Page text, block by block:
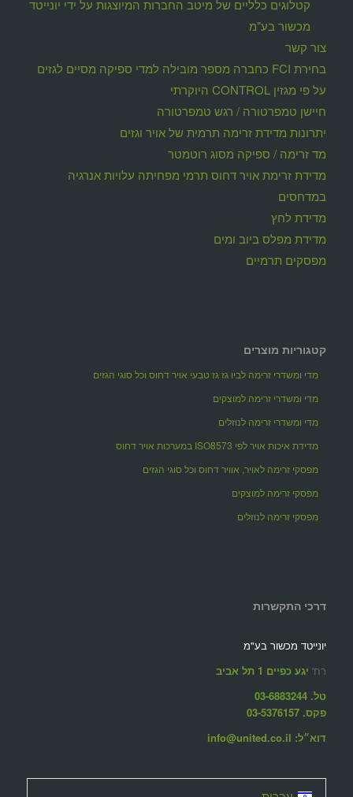
קטלוגים כלליים של מיטב החברות המיוצגות על ידי יונייטד
מכשור בע"מ
צור קשר
בחירת FCI כחברה מספר מובילה למדי ספיקה מסיים לגזים
על פי מגזין CONTROL היוקרתי
חיישן טמפרטורה / רגש טמפרטורה
יתרונות מדידת זרימה תרמית של אויר וגזים
מד זרימה / ספיקה מסוג רוטמטר
מדידת זרימת אויר דחוס תרמי מפחיתה עלויות אנרגיה
במדחסים
מדידת לחץ
מדידת מפלס ביוב ומים
מפסקים תרמיים
קטגוריות מוצרים
מדי ומשדרי זרימה לביו גז גז טבעי אויר דחוס וכל סוגי הגזים
מדי ומשדרי זרימה למוצקים
מדי ומשדרי זרימה לנוזלים
מדידת איכות אויר לפי ISO8573 במערכות אויר דחוס
מפסקי זרימה לאויר, אוויר דחוס וכל סוגי הגזים
מפסקי זרימה למוצקים
מפסקי זרימה לנוזלים
דרכי התקשרות
יונייטד מכשור בע"מ
רח' יגע כפיים 1 תל אביב
טל. 03-6883244
פקס. 03-5376157
דוא״ל: info@united.co.il